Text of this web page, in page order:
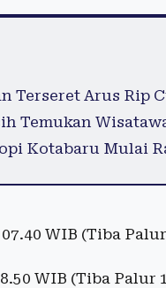
Terseret Arus Rip
Temukan
Kotabaru Mulai
WIB (Tiba
WIB (Tiba Palur